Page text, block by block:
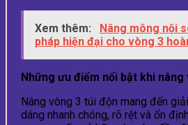
Xem thêm:
Nâng mông nội
pháp hiện đại cho vòng 3
Những ưu điểm nổi bật khi
Nâng vòng 3 túi độn mang đến
dáng nhanh chóng, rõ rệt và ổn